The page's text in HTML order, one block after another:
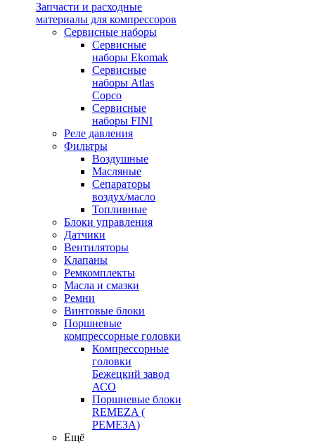
Запчасти и расходные
материалы для компрессоров
Cервисные наборы
Сервисные
наборы Ekomak
Cервисные
наборы Atlas
Copco
Сервисные
наборы FINI
Реле давления
Фильтры
Воздушные
Масляные
Сепараторы
воздух/масло
Топливные
Блоки управления
Датчики
Вентиляторы
Клапаны
Ремкомплекты
Масла и смазки
Ремни
Винтовые блоки
Поршневые
компрессорные головки
Компрессорные
головки
Бежецкий завод
АСО
Поршневые блоки
REMEZA (
РЕМЕЗА)
Ещё